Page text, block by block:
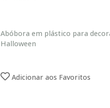
Abóbora em plástico para
Halloween
Adicionar aos Favoritos